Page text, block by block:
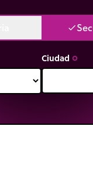
done
Ciudad trip_origin